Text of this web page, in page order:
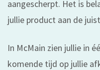
aangescherpt. Het is
jullie product aan de
In McMain zien jullie in
komende tijd op jullie